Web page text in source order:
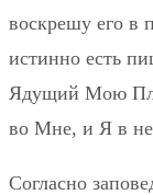
воскрешу его в
истинно есть
Ядущий Мою
во Мне, и Я в
Согласно